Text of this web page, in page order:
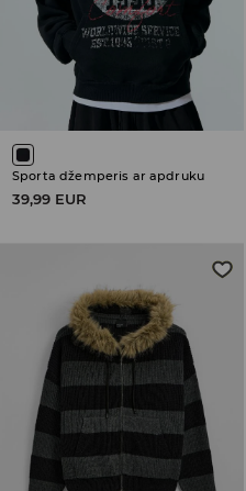
Sporta džemperis ar apdruku
39,99 EUR